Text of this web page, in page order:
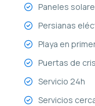
Paneles
Persianas
Playa en
Puertas de
Servicio 24h
Servicios